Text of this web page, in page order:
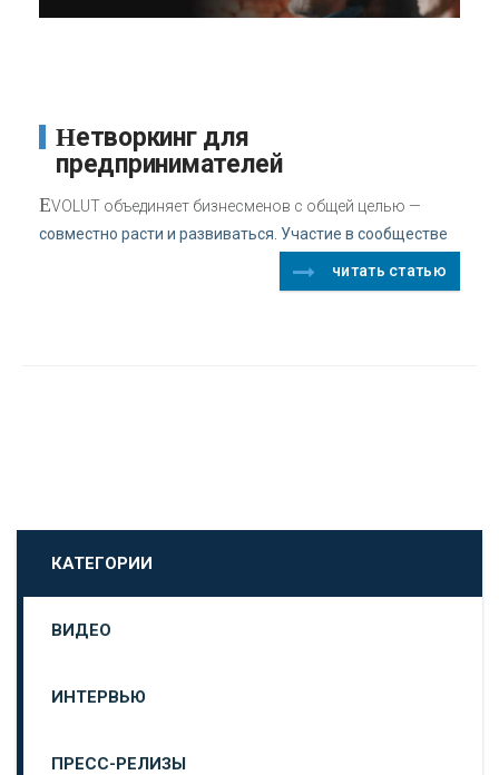
Нетворкинг для
предпринимателей
EVOLUT объединяет бизнесменов с общей целью —
совместно расти и развиваться. Участие в сообществе
читать статью
КАТЕГОРИИ
ВИДЕО
ИНТЕРВЬЮ
ПРЕСС-РЕЛИЗЫ